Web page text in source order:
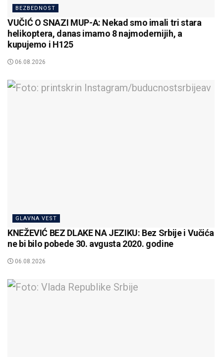
BEZBEDNOST
VUČIĆ O SNAZI MUP-A: Nekad smo imali tri stara
helikoptera, danas imamo 8 najmodernijih, a
kupujemo i H125
06.08.2026
GLAVNA VEST
KNEŽEVIĆ BEZ DLAKE NA JEZIKU: Bez Srbije i Vučića
ne bi bilo pobede 30. avgusta 2020. godine
06.08.2026